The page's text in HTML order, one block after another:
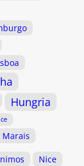
Hungria
Marais
Nice